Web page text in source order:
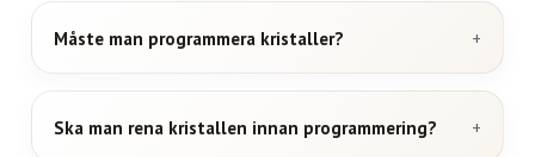
Måste man programmera kristaller?
Ska man rena kristallen innan programmering?